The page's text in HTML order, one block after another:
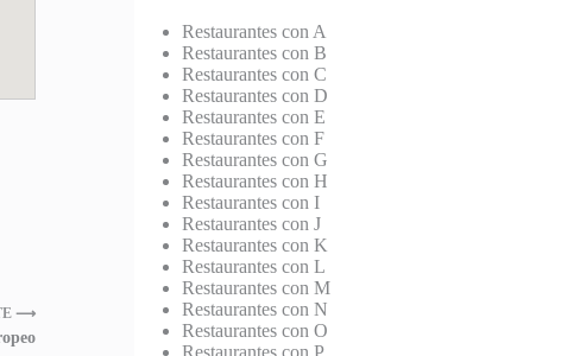
⟶
Restaurantes con A
Restaurantes con B
Restaurantes con C
Restaurantes con D
Restaurantes con E
Restaurantes con F
Restaurantes con G
Restaurantes con H
Restaurantes con I
Restaurantes con J
Restaurantes con K
Restaurantes con L
Restaurantes con M
Restaurantes con N
Restaurantes con O
Restaurantes con P